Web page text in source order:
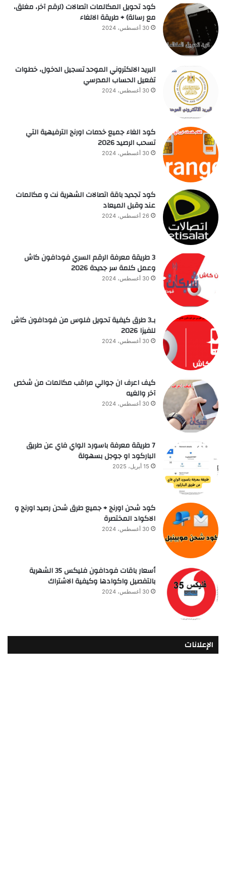
كود تحويل المكالمات اتصالات (لرقم آخر، مغلق،
مع رسالة) + طريقة الالغاء
30 أغسطس، 2024
البريد الالكتروني الموحد تسجيل الدخول، خطوات
تفعيل الحساب المدرسي
30 أغسطس، 2024
كود الغاء جميع خدمات اورنج الترفيهية التي
تسحب الرصيد 2026
30 أغسطس، 2024
كود تجديد باقة اتصالات الشهرية نت و مكالمات
عند وقبل الميعاد
26 أغسطس، 2024
3 طريقة معرفة الرقم السري فودافون كاش
وعمل كلمة سر جديدة 2026
30 أغسطس، 2024
بـ3 طرق كيفية تحويل فلوس من فودافون كاش
للفيزا 2026
30 أغسطس، 2024
كيف اعرف ان جوالي مراقب مكالمات من شخص
آخر والغيه
30 أغسطس، 2024
7 طريقة معرفة باسورد الواي فاي عن طريق
الباركود او جوجل بسهولة
15 أبريل، 2025
كود شحن اورنج + جميع طرق شحن رصيد اورنج و
الاكواد المختصرة
30 أغسطس، 2024
أسعار باقات فودافون فلیکس 35 الشهرية
بالتفصيل واكوادها وكيفية الاشتراك
30 أغسطس، 2024
الإعلانات